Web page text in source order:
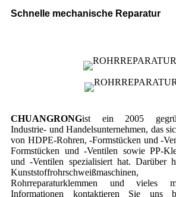
Schnelle mechanische Reparatur
CHUANGRONGist ein 2005
Industrie- und Handelsunternehmen, das
von HDPE-Rohren, -Formstücken und -
Formstücken und -Ventilen sowie PP-
und -Ventilen spezialisiert hat. Darüber
Rohrreparaturklemmen und vieles
Informationen kontaktieren Sie uns